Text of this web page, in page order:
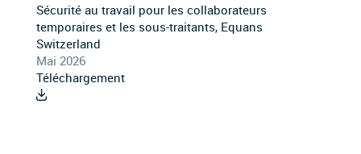
Sécurité au travail pour les collaborateurs
temporaires et les sous-traitants, Equans
Switzerland
Mai 2026
Téléchargement